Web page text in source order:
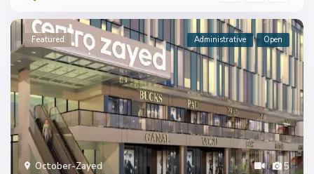
5
October-Zayed
Featured Administrative Open